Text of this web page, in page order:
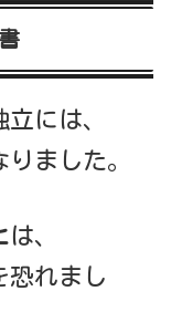
には、
ました。
は、
恐れまし